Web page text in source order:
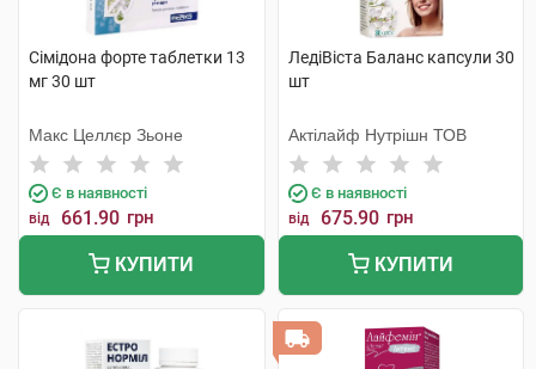
Сімідона форте таблетки 13
мг 30 шт
Макс Целлєр Зьоне
Є в наявності
від 661.90 грн
КУПИТИ
ЛедіВіста Баланс капсули 30
шт
Актілайф Нутрішн ТОВ
Є в наявності
від 675.90 грн
КУПИТИ